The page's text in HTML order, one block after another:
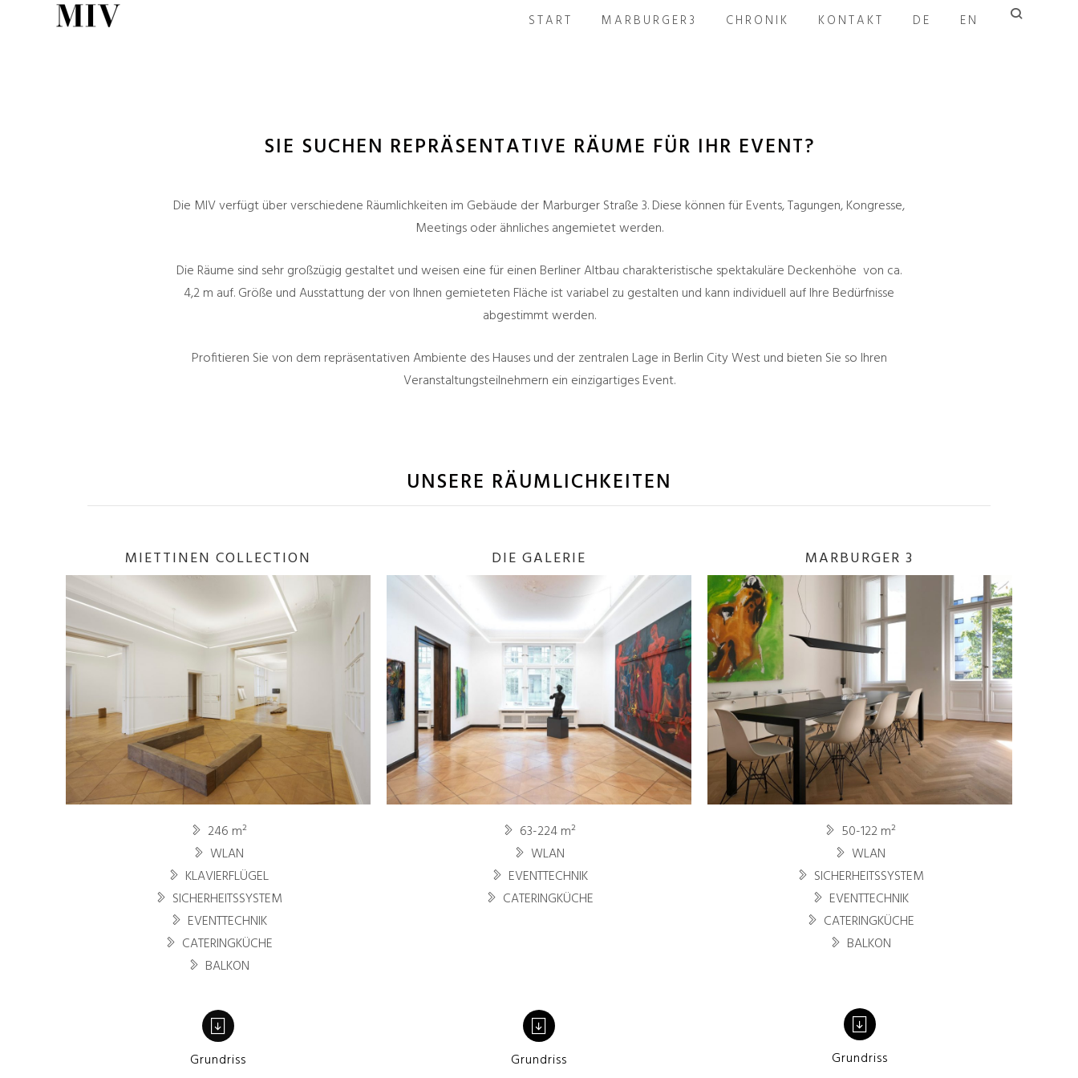
START MARBURGER3 CHRONIK KONTAKT DE EN
SIE SUCHEN REPRÄSENTATIVE RÄUME FÜR IHR EVENT?
Die MIV verfügt über verschiedene Räumlichkeiten im Gebäude der Marburger Straße 3. Diese können für Events, Tagungen, Kongresse,
Meetings oder ähnliches angemietet werden.
Die Räume sind sehr großzügig gestaltet und weisen eine für einen Berliner Altbau charakteristische spektakuläre Deckenhöhe von ca.
4,2 m auf. Größe und Ausstattung der von Ihnen gemieteten Fläche ist variabel zu gestalten und kann individuell auf Ihre Bedürfnisse
abgestimmt werden.
Profitieren Sie von dem repräsentativen Ambiente des Hauses und der zentralen Lage in Berlin City West und bieten Sie so Ihren
Veranstaltungsteilnehmern ein einzigartiges Event.
UNSERE RÄUMLICHKEITEN
MIETTINEN COLLECTION
246 m²
WLAN
KLAVIERFLÜGEL
SICHERHEITSSYSTEM
EVENTTECHNIK
CATERINGKÜCHE
BALKON
Grundriss
DIE GALERIE
63-224 m²
WLAN
EVENTTECHNIK
CATERINGKÜCHE
Grundriss
MARBURGER 3
50-122 m²
WLAN
SICHERHEITSSYSTEM
EVENTTECHNIK
CATERINGKÜCHE
BALKON
Grundriss